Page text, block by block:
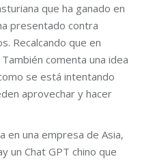
que ha ganado en
presentado contra
Recalcando que en
comenta una idea
se está intentando
aprovechar y hacer
en una empresa de Asia,
un Chat GPT chino que